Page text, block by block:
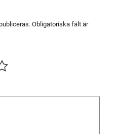
Obligatoriska fält är